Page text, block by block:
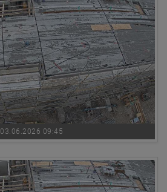
03.06.2026 09:45